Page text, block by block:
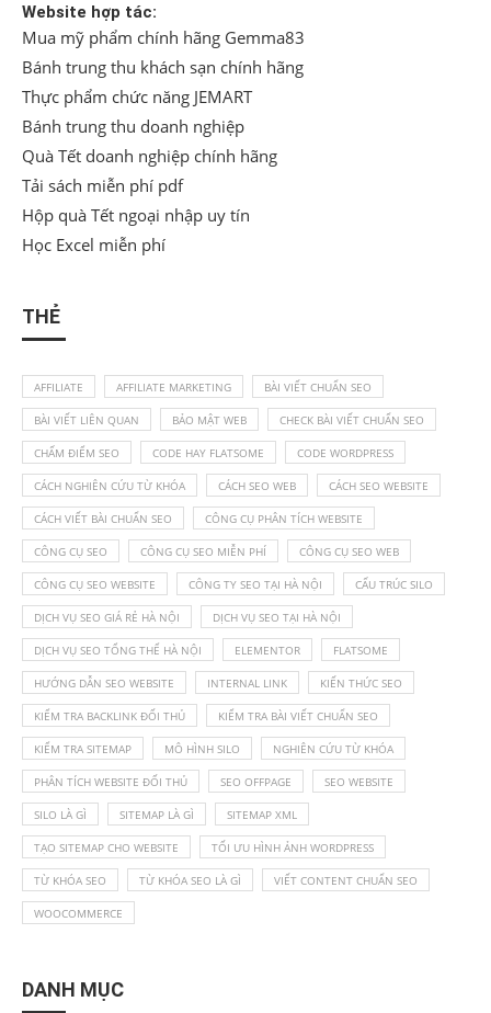
Website hợp tác:
Mua mỹ phẩm chính hãng Gemma83
Bánh trung thu khách sạn chính hãng
Thực phẩm chức năng JEMART
Bánh trung thu doanh nghiệp
Quà Tết doanh nghiệp chính hãng
Tải sách miễn phí pdf
Hộp quà Tết ngoại nhập uy tín
Học Excel miễn phí
THẺ
AFFILIATE AFFILIATE MARKETING BÀI VIẾT CHUẨN SEO
BÀI VIẾT LIÊN QUAN BẢO MẬT WEB CHECK BÀI VIẾT CHUẨN SEO
CHẤM ĐIỂM SEO CODE HAY FLATSOME CODE WORDPRESS
CÁCH NGHIÊN CỨU TỪ KHÓA CÁCH SEO WEB CÁCH SEO WEBSITE
CÁCH VIẾT BÀI CHUẨN SEO CÔNG CỤ PHÂN TÍCH WEBSITE
CÔNG CỤ SEO CÔNG CỤ SEO MIỄN PHÍ CÔNG CỤ SEO WEB
CÔNG CỤ SEO WEBSITE CÔNG TY SEO TẠI HÀ NỘI CẤU TRÚC SILO
DỊCH VỤ SEO GIÁ RẺ HÀ NỘI DỊCH VỤ SEO TẠI HÀ NỘI
DỊCH VỤ SEO TỔNG THỂ HÀ NỘI ELEMENTOR FLATSOME
HƯỚNG DẪN SEO WEBSITE INTERNAL LINK KIẾN THỨC SEO
KIỂM TRA BACKLINK ĐỐI THỦ KIỂM TRA BÀI VIẾT CHUẨN SEO
KIỂM TRA SITEMAP MÔ HÌNH SILO NGHIÊN CỨU TỪ KHÓA
PHÂN TÍCH WEBSITE ĐỐI THỦ SEO OFFPAGE SEO WEBSITE
SILO LÀ GÌ SITEMAP LÀ GÌ SITEMAP XML
TẠO SITEMAP CHO WEBSITE TỐI ƯU HÌNH ẢNH WORDPRESS
TỪ KHÓA SEO TỪ KHÓA SEO LÀ GÌ VIẾT CONTENT CHUẨN SEO
WOOCOMMERCE
DANH MỤC